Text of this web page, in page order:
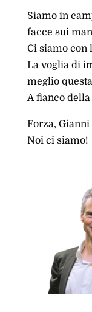
Siamo in
facce sui
Ci siamo con
La voglia di
meglio
A fianco
Forza, Gianni
Noi ci siamo!